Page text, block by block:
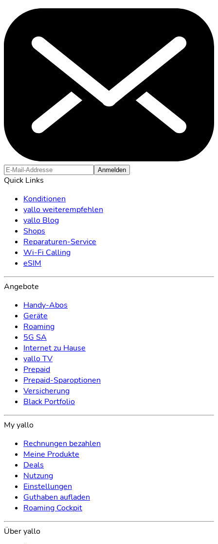
Anmelden
Quick Links
Konditionen
yallo weiterempfehlen
yallo Blog
Shops
Reparaturen-Service
Wi-Fi Calling
eSIM
Angebote
Handy-Abos
Geräte
Roaming
5G SA
Internet zu Hause
yallo TV
Prepaid
Prepaid-Sparoptionen
Versicherung
Black Portfolio
My yallo
Rechnungen bezahlen
Meine Produkte
Deals
Nutzung
Einstellungen
Guthaben aufladen
Roaming Cockpit
Über yallo